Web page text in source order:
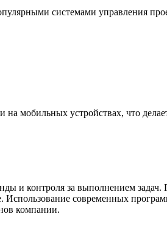
системами управления
мобильных устройствах, что
и контроля за выполнением задач.
Использование современных
компании.